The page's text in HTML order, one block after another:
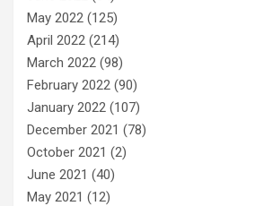
May 2022 (125)
April 2022 (214)
March 2022 (98)
February 2022 (90)
January 2022 (107)
December 2021 (78)
October 2021 (2)
June 2021 (40)
May 2021 (12)